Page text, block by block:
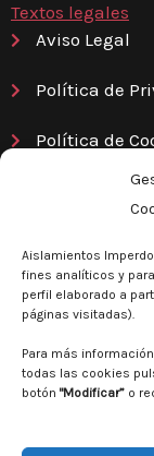
Aislamientos
fines analíticos y
perfil elaborado a
páginas visitadas).
Para más
todas las cookies
botón "Modificar” o
Textos legales
Aviso Legal
Política de
Política de
P. Las
06400, Don
924 81 08 91
F
I